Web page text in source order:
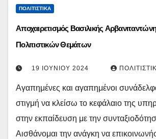
ΠΟΛΙΤΙΣΤΙΚΆ
Αποχαιρετισμός Βασιλικής
Πολιτιστικών Θεμάτων
19 ΙΟΥΝΊΟΥ 2024
Αγαπημένες και αγαπημένοι
στιγμή να κλείσω το κεφάλαιο της
στην εκπαίδευση με την
Αισθάνομαι την ανάγκη να